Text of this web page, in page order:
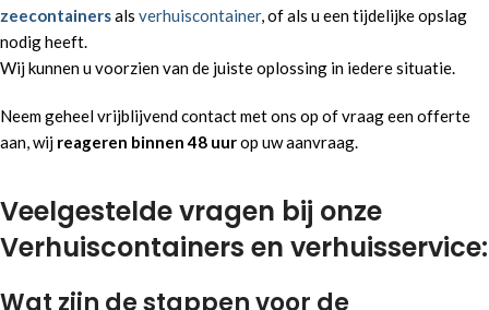
zeecontainersals verhuiscontainer, of als u een tijdelijke opslag
nodig heeft.
Wij kunnen u voorzien van de juiste oplossing in iedere situatie.
Neem geheel vrijblijvend contact met ons op of vraag een offerte
aan, wij reageren binnen 48 uurop uw aanvraag.
Veelgestelde vragen bij onze
Verhuiscontainers en verhuisservice:
Wat zijn de stappen voor de